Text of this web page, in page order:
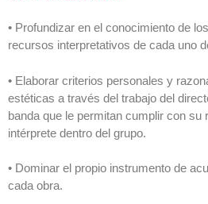
• Profundizar en el conocimiento de
recursos interpretativos de cada uno
• Elaborar criterios personales y
estéticas a través del trabajo del
banda que le permitan cumplir con su
intérprete dentro del grupo.
• Dominar el propio instrumento de
cada obra.